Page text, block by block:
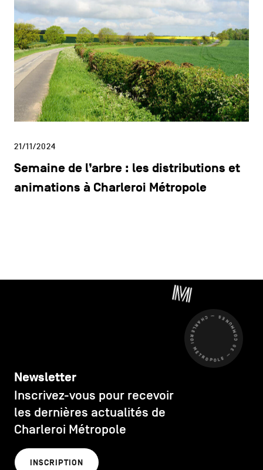
21/11/2024
Semaine de l’arbre : les distributions et
animations à Charleroi Métropole
CHARLEROI MÉTROPOLE — 30 COMMUNES —
Newsletter
Inscrivez-vous pour recevoir
les dernières actualités de
Charleroi Métropole
INSCRIPTION